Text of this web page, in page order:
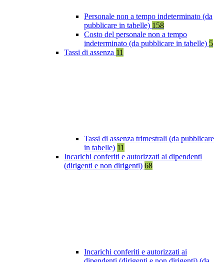
Personale non a tempo indeterminato (da
pubblicare in tabelle) 158
Costo del personale non a tempo
indeterminato (da pubblicare in tabelle) 5
Tassi di assenza 11
Tassi di assenza trimestrali (da pubblicare
in tabelle) 11
Incarichi conferiti e autorizzati ai dipendenti
(dirigenti e non dirigenti) 68
Incarichi conferiti e autorizzati ai